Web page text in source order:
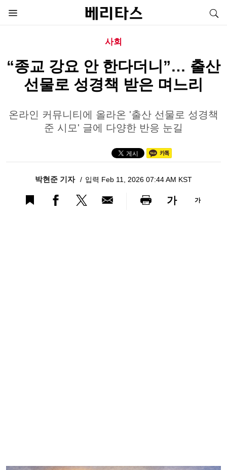
사회
“종교 강요 안 한다더니”… 출산
선물로 성경책 받은 며느리
온라인 커뮤니티에 올라온 '출산 선물로 성경책
준 시모' 글에 다양한 반응 눈길
박현준 기자 입력 Feb 11, 2026 07:44 AM KST
가 가